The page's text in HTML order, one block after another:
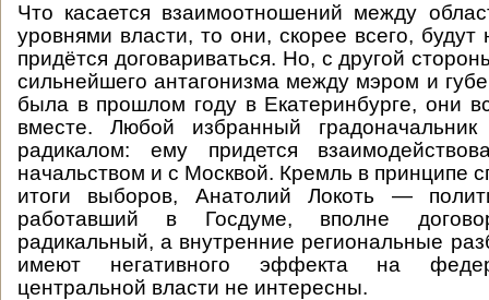
Что касается взаимоотношений между
уровнями власти, то они, скорее всего, будут
придётся договариваться. Но, с другой
сильнейшего антагонизма между мэром и
была в прошлом году в Екатеринбурге, они
вместе. Любой избранный
радикалом: ему придется
начальством и с Москвой. Кремль в принципе
итоги выборов, Анатолий Локоть —
работавший в Госдуме, вполне
радикальный, а внутренние региональные
имеют негативного эффекта на
центральной власти не интересны.